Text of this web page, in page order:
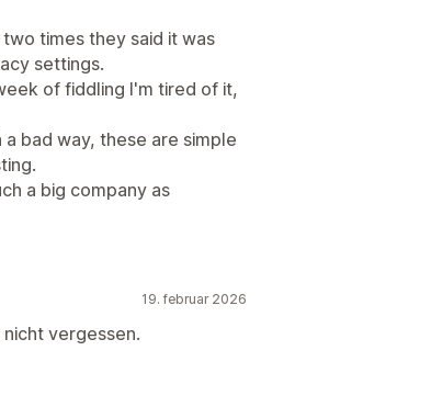
times they said it was
settings.
of fiddling I'm tired of it,
bad way, these are simple
a big company as
19. februar 2026
vergessen.